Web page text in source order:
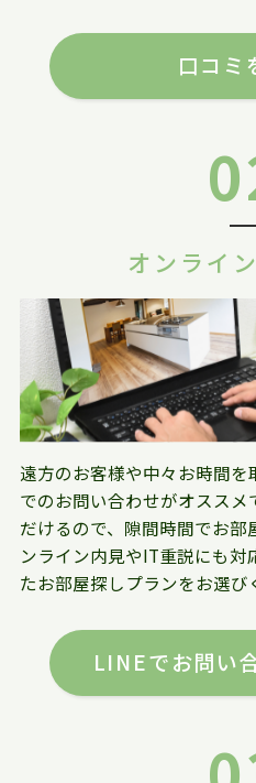
口コミ
オンライ
遠方のお客様や中々お時間
でのお問い合わせがオススメ
だけるので、隙間時間でお部
ンライン内見やIT重説にも対
たお部屋探しプランをお選び
LINEでお問い